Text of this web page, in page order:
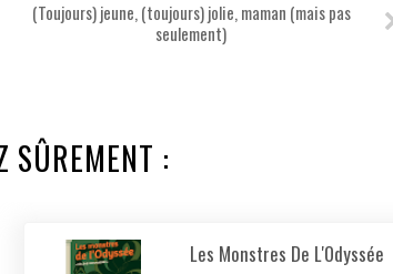
(Toujours) jeune, (toujours) jolie, maman (mais pas
seulement)
SÛREMENT :
Les Monstres De L'Odyssée